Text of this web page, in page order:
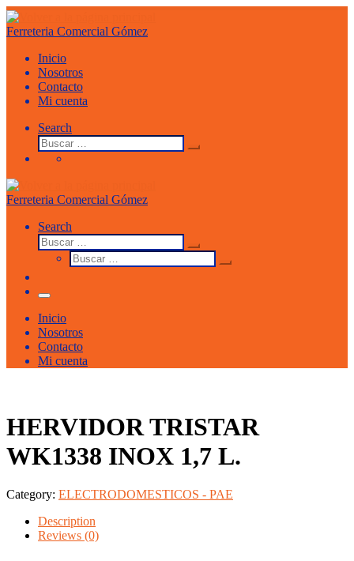
Saltar
al
contenido
Ferreteria Comercial Gómez
Inicio
Nosotros
Contacto
Mi cuenta
Search
Buscar
Buscar
Ferreteria Comercial Gómez
Search
Buscar
Buscar
…
Buscar
Buscar
Menu
Inicio
Nosotros
Contacto
Mi cuenta
HERVIDOR TRISTAR
WK1338 INOX 1,7 L.
Category: ELECTRODOMESTICOS - PAE
Description
Reviews (0)